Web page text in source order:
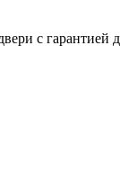
с гарантией